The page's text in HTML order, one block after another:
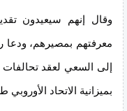
وقال إنهم سيعيدون
معرفتهم بمصيرهم، ودعا
إلى السعي لعقد
بميزانية الاتحاد